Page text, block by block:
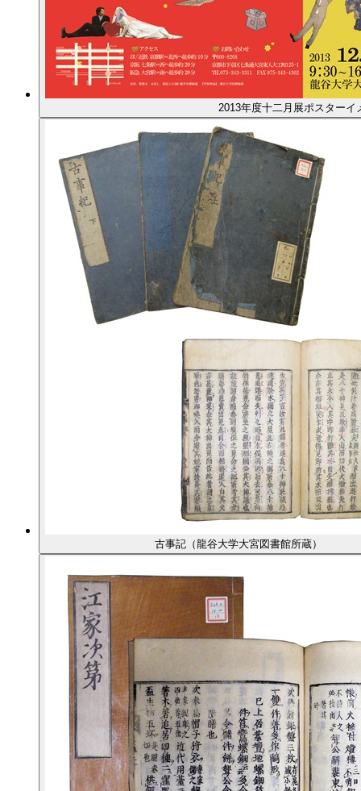
2013年度十二月展ポスターイ
古事記（龍谷大学大宮図書館所蔵）